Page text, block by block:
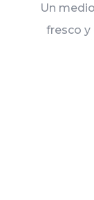
Un
fresco y